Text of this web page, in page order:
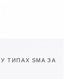
ТИПАХ SMA ЗА